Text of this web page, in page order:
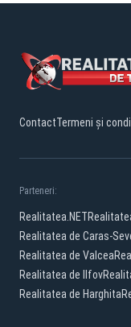
ContactTermeni și
Parteneri:
Realitatea.NET
Realitatea de Caras-
Realitatea de Valcea
Realitatea de Ilfov
Realitatea de Harghita